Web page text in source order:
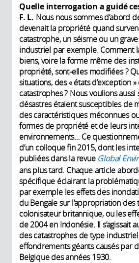
Quelle interrogation a guidé
F. L. Nous nous sommes d’abord
devenait la propriété quand
catastrophe, un séisme ou un
industriel par exemple. Comment
biens, voire la forme même des
propriété, sont-elles modifiées ?
situations, des « états d’exception
catastrophes ? Nous voulions aussi
désastres étaient susceptibles de
des caractéristiques méconnues
formes de propriété et de leurs
environnements… Ce
d’un colloque fin 2015, dont les
publiées dans la revue Global
ans plus tard. Chaque article
spécifique éclairant la
par exemple les effets des
du Bengale sur l’appropriation
colonisateur britannique, ou les
de 2004 en Indonésie. Il s’agissait
des catastrophes de type
effondrements géants causés par
Belgique des années 1930.